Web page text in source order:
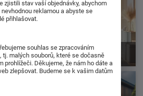
Kancelář
zjistili stav vaší objednávky, abychom
reklamou a abyste se
přihlašovat.
souhlas se zpracováním
tj. malých souborů, které se dočasně
prohlížeči. Děkujeme, že nám ho dáte a
zlepšovat. Budeme se k vašim datům